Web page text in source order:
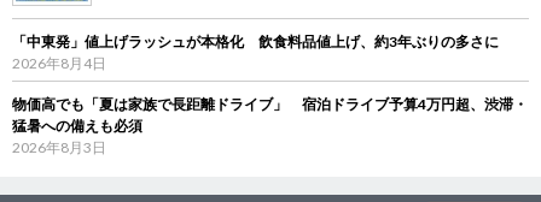
「中東発」値上げラッシュが本格化 飲食料品値上げ、約3年ぶりの多さに
2026年8月4日
物価高でも「夏は家族で長距離ドライブ」 宿泊ドライブ予算4万円超、渋滞・
猛暑への備えも必須
2026年8月3日